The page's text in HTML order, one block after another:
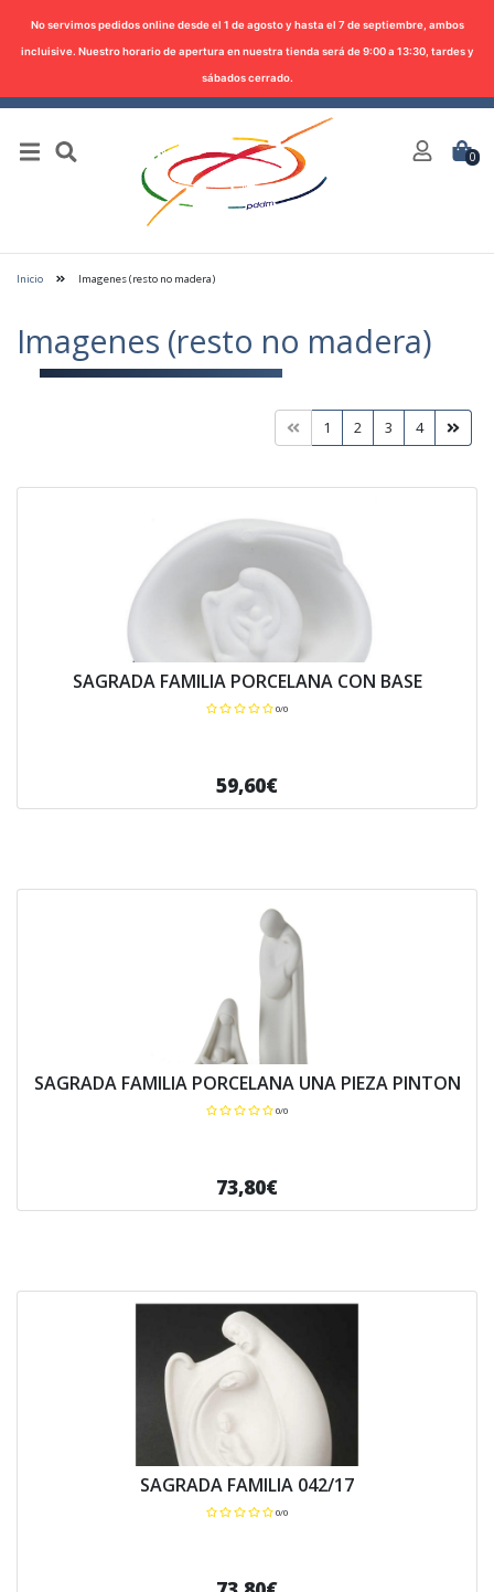
No servimos pedidos online desde el 1 de agosto y hasta el 7 de septiembre, ambos
incluisive. Nuestro horario de apertura en nuestra tienda será de 9:00 a 13:30, tardes y
sábados cerrado.
0
Inicio Imagenes (resto no madera)
Imagenes (resto no madera)
1 2 3 4
SAGRADA FAMILIA PORCELANA CON BASE
0/0
59,60€
SAGRADA FAMILIA PORCELANA UNA PIEZA PINTON
0/0
73,80€
SAGRADA FAMILIA 042/17
0/0